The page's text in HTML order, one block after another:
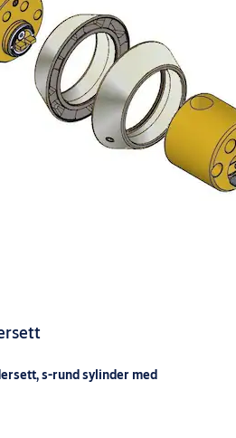
s-rund sylinder med